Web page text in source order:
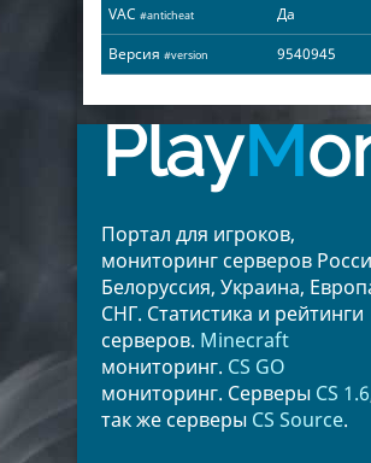
VAC #anticheat
Да
Версия #version 9540945
PlayM
Портал для игроков,
мониторинг серверов
Белоруссия, Украина,
СНГ. Статистика и рейтинги
серверов. Minecraft
мониторинг. CS GO
мониторинг. Серверы CS 1.6
так же серверы CS Source.